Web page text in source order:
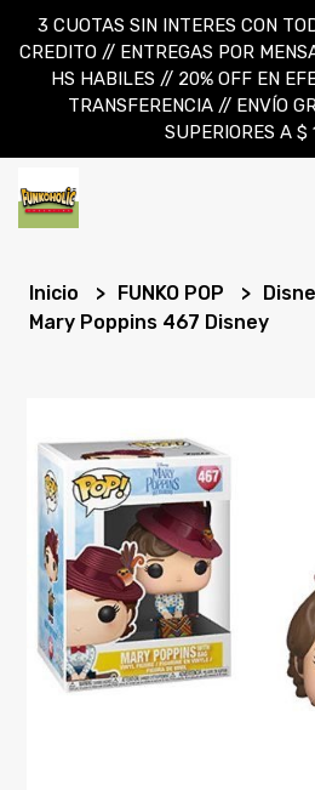
3 CUOTAS SIN INTERES CON
CREDITO // ENTREGAS POR
HS HABILES // 20% OFF EN
TRANSFERENCIA // ENVÍO
SUPERIORES A $
Inicio FUNKO POP
Mary Poppins 467 Disney